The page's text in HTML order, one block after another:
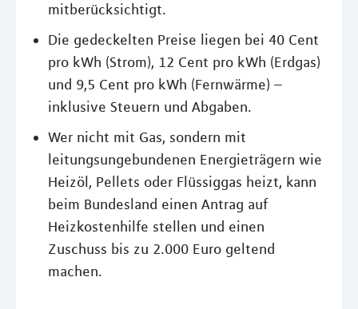
mitberücksichtigt.
Die gedeckelten Preise liegen bei 40 Cent
pro kWh (Strom), 12 Cent pro kWh (Erdgas)
und 9,5 Cent pro kWh (Fernwärme) –
inklusive Steuern und Abgaben.
Wer nicht mit Gas, sondern mit
leitungsungebundenen Energieträgern wie
Heizöl, Pellets oder Flüssiggas heizt, kann
beim Bundesland einen Antrag auf
Heizkostenhilfe stellen und einen
Zuschuss bis zu 2.000 Euro geltend
machen.